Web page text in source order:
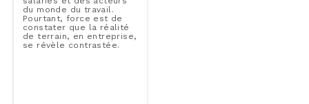
du monde du travail.
Pourtant, force est de
constater que la réalité
de terrain, en en­tre­prise,
se révèle contras­tée.